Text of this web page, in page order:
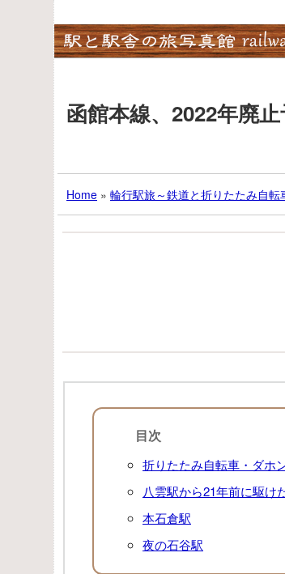
Skip
to
content
函館本線、2022年廃
Home » 輪行駅旅～鉄道と折りたたみ自
目次
折りたたみ自転車・ダホ
八雲駅から21年前に駆け
本石倉駅
夜の石谷駅